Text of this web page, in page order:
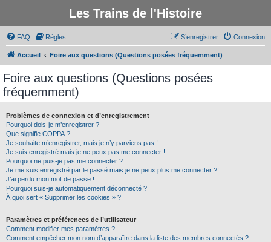
Les Trains de l'Histoire
FAQ Règles Connexion
S’enregistrer
Accueil Foire aux questions (Questions posées fréquemment)
Foire aux questions (Questions posées
fréquemment)
Problèmes de connexion et d’enregistrement
Pourquoi dois-je m’enregistrer ?
Que signifie COPPA ?
Je souhaite m’enregistrer, mais je n’y parviens pas !
Je suis enregistré mais je ne peux pas me connecter !
Pourquoi ne puis-je pas me connecter ?
Je me suis enregistré par le passé mais je ne peux plus me connecter ?!
J’ai perdu mon mot de passe !
Pourquoi suis-je automatiquement déconnecté ?
À quoi sert « Supprimer les cookies » ?
Paramètres et préférences de l’utilisateur
Comment modifier mes paramètres ?
Comment empêcher mon nom d’apparaître dans la liste des membres connectés ?